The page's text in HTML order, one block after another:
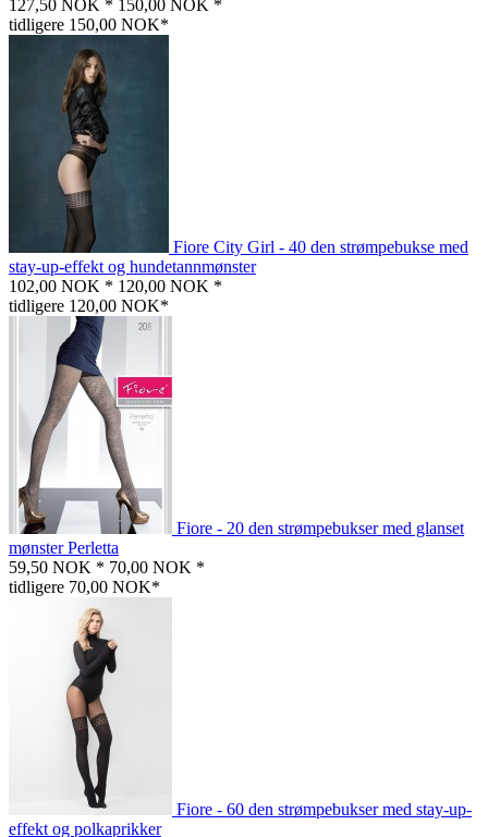
127,50 NOK * 150,00 NOK *
tidligere 150,00 NOK*
Fiore City Girl - 40 den strømpebukse med
stay-up-effekt og hundetannmønster
102,00 NOK * 120,00 NOK *
tidligere 120,00 NOK*
Fiore - 20 den strømpebukser med glanset
mønster Perletta
59,50 NOK * 70,00 NOK *
tidligere 70,00 NOK*
Fiore - 60 den strømpebukser med stay-up-
effekt og polkaprikker